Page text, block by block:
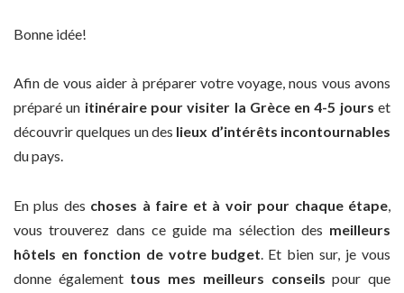
Bonne idée!
Afin de vous aider à préparer votre voyage, nous vous avons
préparé un itinéraire pour visiter la Grèce en 4-5 jours et
découvrir quelques un des lieux d’intérêts incontournables
du pays.
En plus des choses à faire et à voir pour chaque étape,
vous trouverez dans ce guide ma sélection des meilleurs
hôtels en fonction de votre budget. Et bien sur, je vous
donne égalementtous mes meilleurs conseilspour que